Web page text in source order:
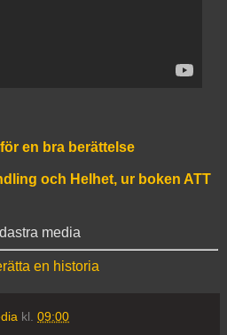
en bra berättelse
och Helhet, ur boken ATT
media
en historia
kl. 09:00